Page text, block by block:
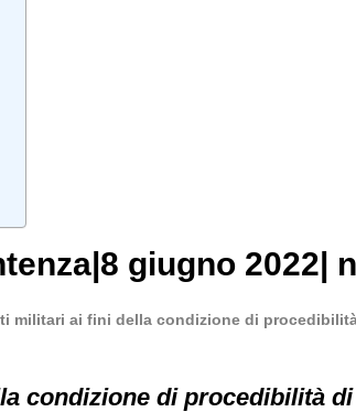
giugno 2022|
militari ai fini della condizione di
condizione di procedibilità